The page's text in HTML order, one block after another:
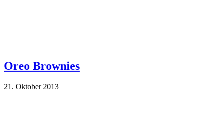
Oreo Brownies
21. Oktober 2013